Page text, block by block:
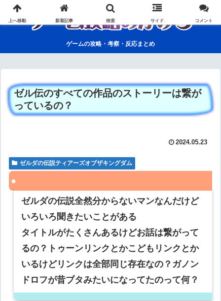
ゲームの攻略・考察・反応まとめ
ゼル伝のすべての作品のストーリーは繋が
っているの？
2024.05.23
ゼルダの伝説ティアーズオブザキングダム
ゼルダの伝説全然分からないマンなんだけど
いろいろ聞きたいことがある
タイトルがたくさんあるけどお話は繋がって
るの？トゥーンリンクとかこどもリンクとか
いるけどリンクは全部同じ存在なの？ガノン
ドロフが昔ブタみたいになってたのって何？
上へ移動 新着記事 検索 サイド コメント